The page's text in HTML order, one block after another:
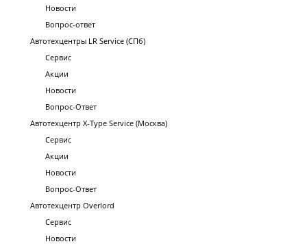
Новости
Вопрос-ответ
Автотехцентры LR Service (СПб)
Сервис
Акции
Новости
Вопрос-Ответ
Автотехцентр X-Type Service (Москва)
Сервис
Акции
Новости
Вопрос-Ответ
Автотехцентр Overlord
Сервис
Новости